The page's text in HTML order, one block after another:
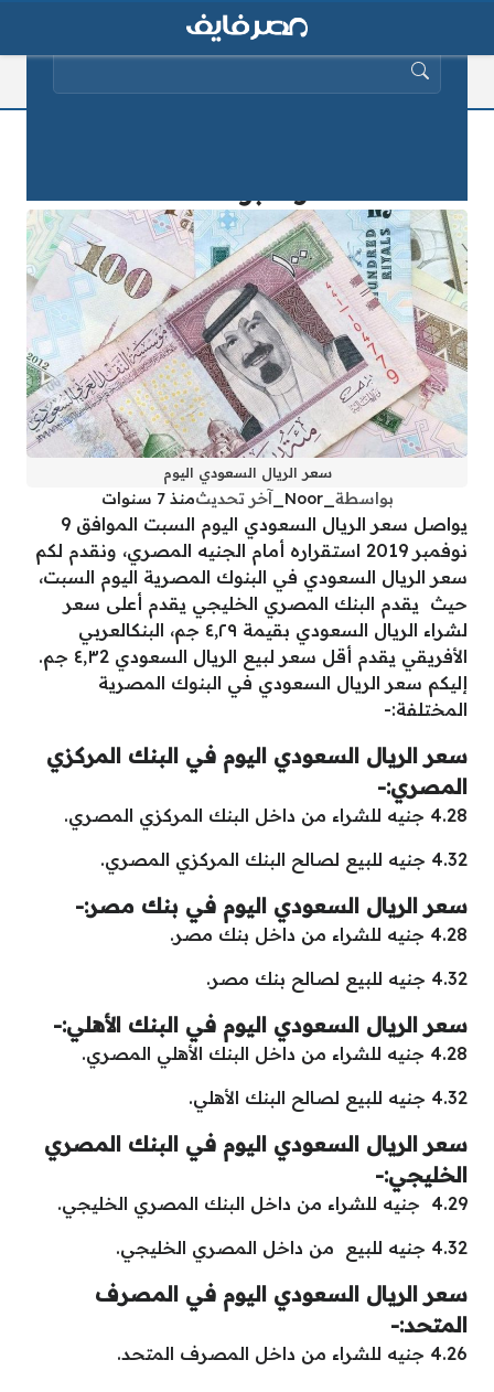
سعر الريال السعودي اليوم
بواسطة _Noor_ آخر تحديثمنذ 7 سنوات
يواصل سعر الريال السعودي اليوم السبت الموافق 9
نوفمبر 2019 استقراره أمام الجنيه المصري، ونقدم لكم
سعر الريال السعودي في البنوك المصرية اليوم السبت،
حيث يقدم البنك المصري الخليجي يقدم أعلى سعر
لشراء الريال السعودي بقيمة ٤٫٢٩ جم، البنكالعربي
الأفريقي يقدم أقل سعر لبيع الريال السعودي ٤٫٣2 جم.
إليكم سعر الريال السعودي في البنوك المصرية
المختلفة:-
سعر الريال السعودي اليوم في البنك المركزي
المصري:-
4.28 جنيه للشراء من داخل البنك المركزي المصري.
4.32 جنيه للبيع لصالح البنك المركزي المصري.
سعر الريال السعودي اليوم في بنك مصر:-
4.28 جنيه للشراء من داخل بنك مصر.
4.32 جنيه للبيع لصالح بنك مصر.
سعر الريال السعودي اليوم في البنك الأهلي:-
4.28 جنيه للشراء من داخل البنك الأهلي المصري.
4.32 جنيه للبيع لصالح البنك الأهلي.
سعر الريال السعودي اليوم في البنك المصري
الخليجي:-
4.29 جنيه للشراء من داخل البنك المصري الخليجي.
4.32 جنيه للبيع من داخل المصري الخليجي.
سعر الريال السعودي اليوم في المصرف
المتحد:-
4.26 جنيه للشراء من داخل المصرف المتحد.
البحث عن: